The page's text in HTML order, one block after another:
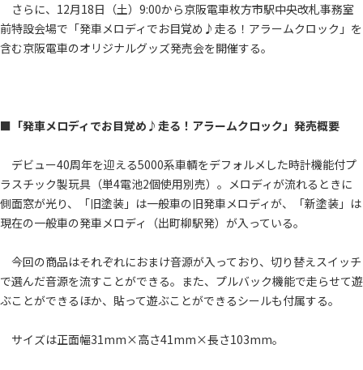
さらに、12月18日（土）9:00から京阪電車枚方市駅中央改札事務室
前特設会場で「発車メロディでお目覚め♪走る！アラームクロック」を
含む京阪電車のオリジナルグッズ発売会を開催する。
■「発車メロディでお目覚め♪走る！アラームクロック」発売概要
デビュー40周年を迎える5000系車輌をデフォルメした時計機能付プ
ラスチック製玩具（単4電池2個使用別売）。メロディが流れるときに
側面窓が光り、「旧塗装」は一般車の旧発車メロディが、「新塗装」は
現在の一般車の発車メロディ（出町柳駅発）が入っている。
今回の商品はそれぞれにおまけ音源が入っており、切り替えスイッチ
で選んだ音源を流すことができる。また、プルバック機能で走らせて遊
ぶことができるほか、貼って遊ぶことができるシールも付属する。
サイズは正面幅31mm×高さ41mm×長さ103mm。